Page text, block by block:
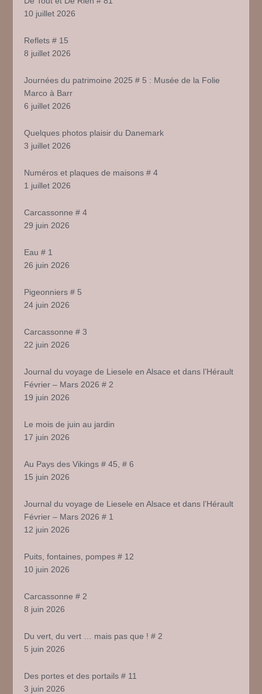
10 juillet 2026
Reflets # 15
8 juillet 2026
Journées du patrimoine 2025 # 5 : Musée de la Folie
Marco à Barr
6 juillet 2026
Quelques photos plaisir du Danemark
3 juillet 2026
Numéros et plaques de maisons # 4
1 juillet 2026
Carcassonne # 4
29 juin 2026
Eau # 1
26 juin 2026
Pigeonniers # 5
24 juin 2026
Carcassonne # 3
22 juin 2026
Journal du voyage de Liesele en Alsace et dans l’Hérault
Février – Mars 2026 # 2
19 juin 2026
Le mois de juin au jardin
17 juin 2026
Au Pays des Vikings # 45, # 6
15 juin 2026
Journal du voyage de Liesele en Alsace et dans l’Hérault
Février – Mars 2026 # 1
12 juin 2026
Puits, fontaines, pompes # 12
10 juin 2026
Carcassonne # 2
8 juin 2026
Du vert, du vert … mais pas que ! # 2
5 juin 2026
Des portes et des portails # 11
3 juin 2026